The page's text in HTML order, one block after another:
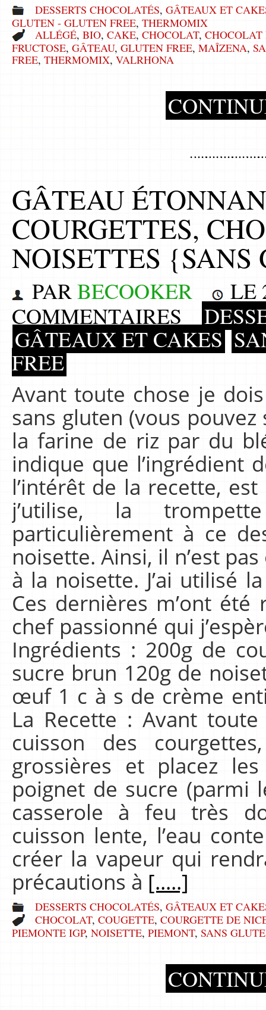
DESSERTS CHOCOLATÉS, GÂTEAUX ET
GLUTEN - GLUTEN FREE, THERMOMIX
ALLÉGÉ, BIO, CAKE, CHOCOLAT, CHOCOLAT
FRUCTOSE, GÂTEAU, GLUTEN FREE, MAÎZENA,
FREE, THERMOMIX, VALRHONA
GÂTEAU
COURGETTES,
NOISETTES
PARBECOOKER LE
COMMENTAIRES
GÂTEAUX ET CAKES
FREE
Avant toute chose je
sans gluten (vous
la farine de riz par du
indique que l’ingrédient
l’intérêt de la recette,
j’utilise, la
particulièrement à ce
noisette. Ainsi, il n’est
à la noisette. J’ai utilisé
Ces dernières m’ont
chef passionné qui
Ingrédients : 200g de
sucre brun 120g de
œuf 1 c à s de crème
La Recette : Avant
cuisson des
grossières et placez
poignet de sucre (parmi
casserole à feu très
cuisson lente, l’eau
créer la vapeur qui
précautions à [.....]
DESSERTS CHOCOLATÉS, GÂTEAUX ET
CHOCOLAT, COUGETTE, COURGETTE DE
PIEMONTE IGP, NOISETTE, PIEMONT, SANS